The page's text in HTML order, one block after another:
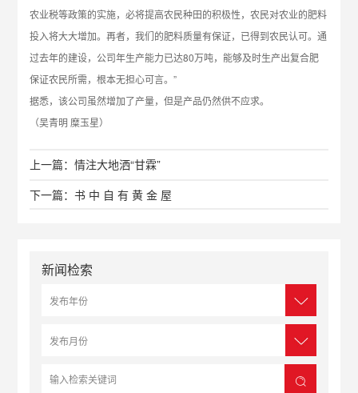
农业税等政策的实施，必将提高农民种田的积极性，农民对农业的肥料
投入将大大增加。再者，我们的肥料质量有保证，已得到农民认可。通
过去年的建设，公司年生产能力已达80万吨，能够及时生产出复合肥
保证农民所需，根本无担心可言。”
据悉，该公司虽然增加了产量，但是产品仍然供不应求。
（吴青明 糜玉星）
上一篇：情注大地洒“甘霖”
下一篇：书 中 自 有 黄 金 屋
新闻检索